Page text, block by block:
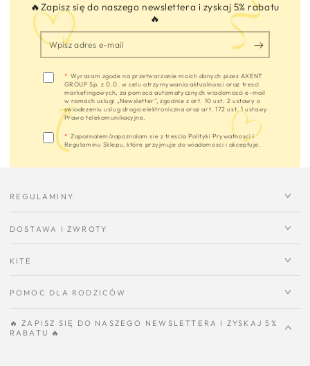
🔥Zapisz się do naszego newslettera i zyskaj 5% rabatu
🔥
adres
* Wyrazam zgode na przetwarzanie moich danych pizez AXENT
GROUP Sp. z 0.0. w celu otrzymywania aktualnosci oraz tresci
marketingowych, za pomoca automatycznych wiadomosci e-mail
w ramach uslugi „Newsletter", zgodnie z art. 10 ust. 2 ustawy o
swiadezeniu uslug droga elektroniczna oraz art. 172 ust. 1 ustawy
Prawo telekomunikacyjne.
* Zapoznalem/zapoznalam sie z trescia Polityki Prywatnosci i
Regulaminu Sklepu, które przyjmuje do wiadomosci i akceptuje.
REGULAMINY
DOSTAWA I ZWROTY
KITE
POMOC DLA RODZICÓW
🔥 ZAPISZ SIĘ DO NASZEGO NEWSLETTERA I ZYSKAJ 5%
RABATU 🔥